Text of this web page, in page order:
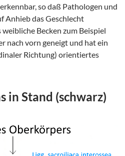
so daß Pathologen und
Anhieb das Geschlecht
Becken zum Beispiel
nach vorn geneigt und hat ein
Richtung) orientiertes
in Stand (schwarz)